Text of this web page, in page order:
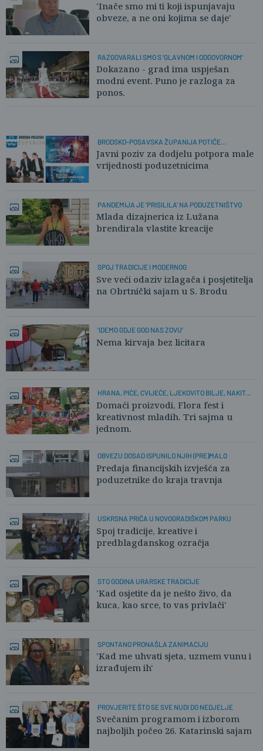
TVRTKE
'Inače smo mi ti koji ispunjavaju
obveze, a ne oni kojima se daje'
RAZGOVARALI SMO S 'GLAVNOM I ODGOVORNOM'
Dokazano - grad ima uspješan
modni event. Puno je razloga za
ponos.
BRODSKO-POSAVSKA ŽUPANIJA POTIČE
PODUZETNIŠTVO
Javni poziv za dodjelu potpora male
vrijednosti poduzetnicima
PANDEMIJA JE 'PRISILILA' NA PODUZETNIŠTVO
Mlada dizajnerica iz Lužana
brendirala vlastite kreacije
SPOJ TRADICIJE I MODERNOG
Sve veći odaziv izlagača i posjetitelja
na Obrtnički sajam u S. Brodu
'IDEMO GDJE GOD NAS ZOVU'
Nema kirvaja bez licitara
HRANA, PIĆE, CVIJEĆE, LJEKOVITO BILJE, NAKIT...
Domaći proizvodi, Flora fest i
kreativnost mladih. Tri sajma u
jednom.
OBVEZU DOSAD ISPUNILO NJIH (PRE)MALO
Predaja financijskih izvješća za
poduzetnike do kraja travnja
USKRSNA PRIČA U NOVOGRADIŠKOM PARKU
Spoj tradicije, kreative i
predblagdanskog ozračja
STO GODINA URARSKE TRADICIJE
'Kad osjetite da je nešto živo, da
kuca, kao srce, to vas privlači'
SPONTANO PRONAŠLA ZANIMACIJU
'Kad me uhvati sjeta, uzmem vunu i
izrađujem ih'
PROVJERITE ŠTO SE SVE NUDI DO NEDJELJE
Svečanim programom i izborom
najboljih počeo 26. Katarinski sajam